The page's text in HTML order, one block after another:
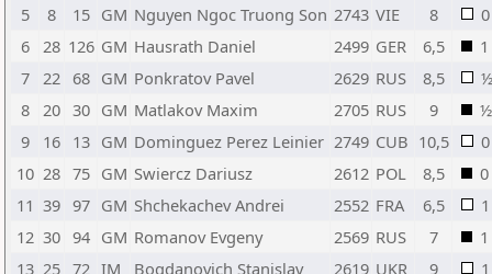
5
8 15 GM Nguyen Ngoc Truong Son 2743 VIE 8
0
6
28 126 GM Hausrath Daniel 2499 GER 6,5
1
7
22 68 GM Ponkratov Pavel 2629 RUS 8,5
½
8
20 30 GM Matlakov Maxim 2705 RUS 9
½
9
16 13 GM Dominguez Perez Leinier 2749 CUB 10,5
0
10 28 75 GM Swiercz Dariusz 2612 POL 8,5
0
11 39 97 GM Shchekachev Andrei 2552 FRA 6,5
1
12 30 94 GM Romanov Evgeny 2569 RUS 7
1
13 25 72 IM Bogdanovich Stanislav 2619 UKR 9
1